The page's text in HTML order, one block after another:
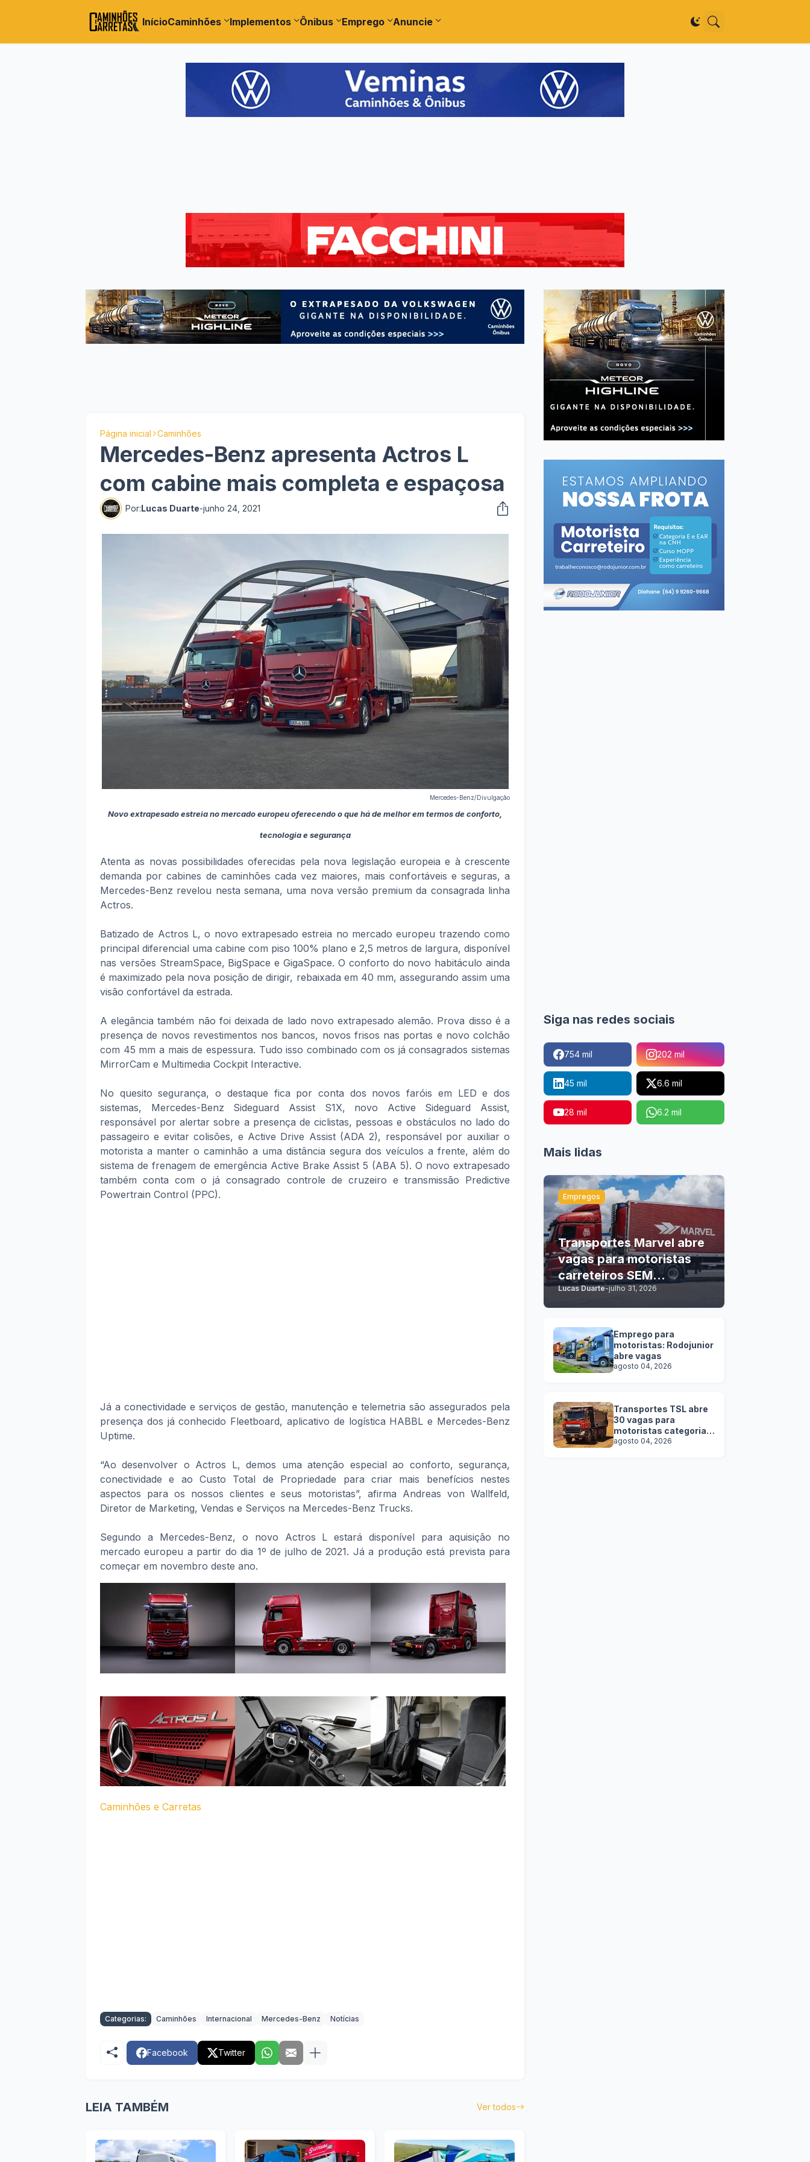
InícioCaminhões Implementos Ônibus Emprego Anuncie
Página inicial Caminhões
Mercedes-Benz apresenta Actros L
com cabine mais completa e espaçosa
Por:Lucas Duarte-junho 24, 2021
Mercedes-Benz/Divulgação
Novo extrapesado estreia no mercado europeu oferecendo o que há de melhor em termos de conforto,
tecnologia e segurança
Atenta as novas possibilidades oferecidas pela nova legislação europeia e à crescente
demanda por cabines de caminhões cada vez maiores, mais confortáveis e seguras, a
Mercedes-Benz revelou nesta semana, uma nova versão premium da consagrada linha
Actros.
Batizado de Actros L, o novo extrapesado estreia no mercado europeu trazendo como
principal diferencial uma cabine com piso 100% plano e 2,5 metros de largura, disponível
nas versões StreamSpace, BigSpace e GigaSpace. O conforto do novo habitáculo ainda
é maximizado pela nova posição de dirigir, rebaixada em 40 mm, assegurando assim uma
visão confortável da estrada.
A elegância também não foi deixada de lado novo extrapesado alemão. Prova disso é a
presença de novos revestimentos nos bancos, novos frisos nas portas e novo colchão
com 45 mm a mais de espessura. Tudo isso combinado com os já consagrados sistemas
MirrorCam e Multimedia Cockpit Interactive.
No quesito segurança, o destaque fica por conta dos novos faróis em LED e dos
sistemas, Mercedes-Benz Sideguard Assist S1X, novo Active Sideguard Assist,
responsável por alertar sobre a presença de ciclistas, pessoas e obstáculos no lado do
passageiro e evitar colisões, e Active Drive Assist (ADA 2), responsável por auxiliar o
motorista a manter o caminhão a uma distância segura dos veículos a frente, além do
sistema de frenagem de emergência Active Brake Assist 5 (ABA 5). O novo extrapesado
também conta com o já consagrado controle de cruzeiro e transmissão Predictive
Powertrain Control (PPC).
Já a conectividade e serviços de gestão, manutenção e telemetria são assegurados pela
presença dos já conhecido Fleetboard, aplicativo de logística HABBL e Mercedes-Benz
Uptime.
“Ao desenvolver o Actros L, demos uma atenção especial ao conforto, segurança,
conectividade e ao Custo Total de Propriedade para criar mais benefícios nestes
aspectos para os nossos clientes e seus motoristas”, afirma Andreas von Wallfeld,
Diretor de Marketing, Vendas e Serviços na Mercedes-Benz Trucks.
Segundo a Mercedes-Benz, o novo Actros L estará disponível para aquisição no
mercado europeu a partir do dia 1º de julho de 2021. Já a produção está prevista para
começar em novembro deste ano.
Caminhões e Carretas
Categorias: Caminhões Internacional Mercedes-Benz Notícias
Facebook Twitter
LEIA TAMBÉM Ver todos
Siga nas redes sociais
754 mil 202 mil
45 mil 6.6 mil
28 mil 6.2 mil
Mais lidas
Empregos
Transportes Marvel abre
vagas para motoristas
carreteiros SEM
EXPERIÊNCIA
Lucas Duarte-julho 31, 2026
Emprego para
motoristas: Rodojunior
abre vagas
agosto 04, 2026
Transportes TSL abre
30 vagas para
motoristas categoria D
e E
agosto 04, 2026